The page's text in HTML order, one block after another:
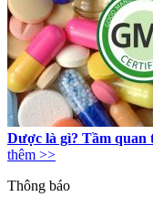
Dược là gì? Tầm quan
thêm >>
Thông báo